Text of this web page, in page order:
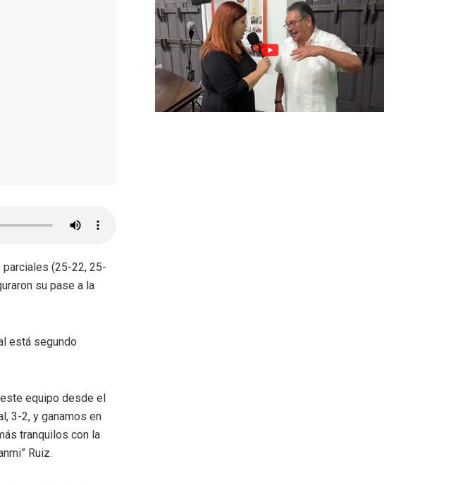
parciales (25-22, 25-
su pase a la
está segundo
este equipo desde el
3-2, y ganamos en
tranquilos con la
Ruiz.